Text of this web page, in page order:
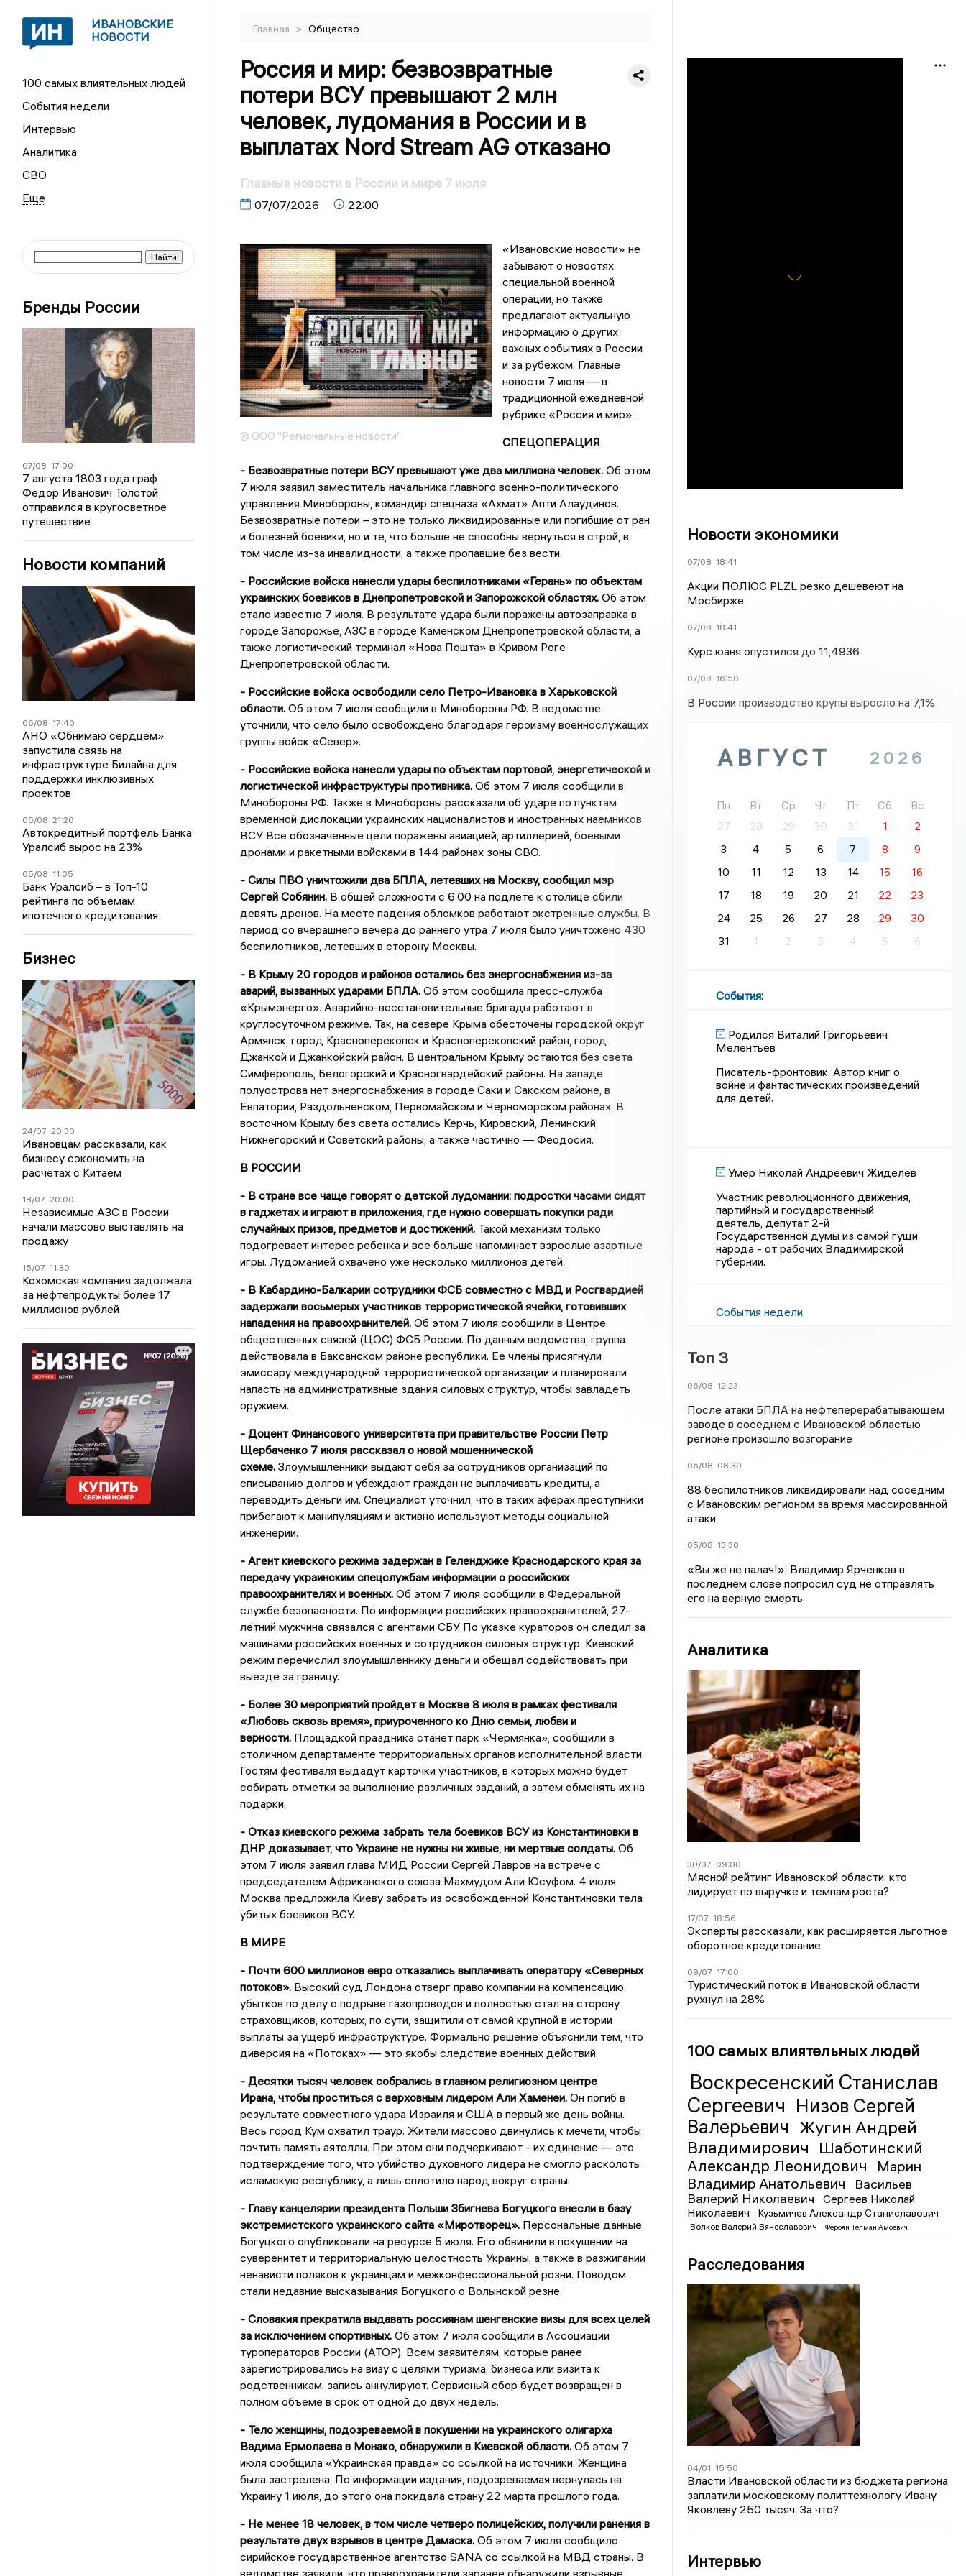
ИВАНОВСКИЕ
НОВОСТИ
100 самых влиятельных людей
События недели
Интервью
Аналитика
СВО
Бренды России
07/08 17:00
7 августа 1803 года граф
Федор Иванович Толстой
отправился в кругосветное
путешествие
Новости компаний
06/08 17:40
АНО «Обнимаю сердцем»
запустила связь на
инфраструктуре Билайна для
поддержки инклюзивных
проектов
05/08 21:26
Автокредитный портфель Банка
Уралсиб вырос на 23%
05/08 11:05
Банк Уралсиб – в Топ-10
рейтинга по объемам
ипотечного кредитования
Бизнес
24/07 20:30
Ивановцам рассказали, как
бизнесу сэкономить на
расчётах с Китаем
18/07 20:00
Независимые АЗС в России
начали массово выставлять на
продажу
15/07 11:30
Кохомская компания задолжала
за нефтепродукты более 17
миллионов рублей
Главная > Общество
Россия и мир: безвозвратные
потери ВСУ превышают 2 млн
человек, лудомания в России и в
выплатах Nord Stream AG отказано
Главные новости в России и мире 7 июля
07/07/2026 22:00
© ООО "Региональные новости"
«Ивановские новости» не
забывают о новостях
специальной военной
операции, но также
предлагают актуальную
информацию о других
важных событиях в России
и за рубежом. Главные
новости 7 июля — в
традиционной ежедневной
рубрике «Россия и мир».
СПЕЦОПЕРАЦИЯ
- Безвозвратные потери ВСУ превышают уже два миллиона человек.Об этом
7 июля заявил заместитель начальника главного военно-политического
управления Минобороны, командир спецназа «Ахмат» Апти Алаудинов.
Безвозвратные потери – это не только ликвидированные или погибшие от ран
и болезней боевики, но и те, что больше не способны вернуться в строй, в
том числе из-за инвалидности, а также пропавшие без вести.
- Российские войска нанесли удары беспилотниками «Герань» по объектам
украинских боевиков в Днепропетровской и Запорожской областях.Об этом
стало известно 7 июля. В результате удара были поражены автозаправка в
городе Запорожье, АЗС в городе Каменском Днепропетровской области, а
также логистический терминал «Нова Пошта» в Кривом Роге
Днепропетровской области.
- Российские войска освободили село Петро-Ивановка в Харьковской
области.Об этом 7 июля сообщили в Минобороны РФ. В ведомстве
уточнили, что село было освобождено благодаря героизму военнослужащих
группы войск «Север».
- Российские войска нанесли удары по объектам портовой, энергетической и
логистической инфраструктуры противника.Об этом 7 июля сообщили в
Минобороны РФ. Также в Минобороны рассказали об ударе по пунктам
временной дислокации украинских националистов и иностранных наемников
ВСУ. Все обозначенные цели поражены авиацией, артиллерией, боевыми
дронами и ракетными войсками в 144 районах зоны СВО.
- Силы ПВО уничтожили два БПЛА, летевших на Москву, сообщил мэр
Сергей Собянин.В общей сложности с 6:00 на подлете к столице сбили
девять дронов. На месте падения обломков работают экстренные службы. В
период со вчерашнего вечера до раннего утра 7 июля было уничтожено 430
беспилотников, летевших в сторону Москвы.
- В Крыму 20 городов и районов остались без энергоснабжения из-за
аварий, вызванных ударами БПЛА.Об этом сообщила пресс-служба
«Крымэнерго». Аварийно-восстановительные бригады работают в
круглосуточном режиме. Так, на севере Крыма обесточены городской округ
Армянск, город Красноперекопск и Красноперекопский район, город
Джанкой и Джанкойский район. В центральном Крыму остаются без света
Симферополь, Белогорский и Красногвардейский районы. На западе
полуострова нет энергоснабжения в городе Саки и Сакском районе, в
Евпатории, Раздольненском, Первомайском и Черноморском районах. В
восточном Крыму без света остались Керчь, Кировский, Ленинский,
Нижнегорский и Советский районы, а также частично — Феодосия.
В РОССИИ
- В стране все чаще говорят о детской лудомании: подростки часами сидят
в гаджетах и играют в приложения, где нужно совершать покупки ради
случайных призов, предметов и достижений.Такой механизм только
подогревает интерес ребенка и все больше напоминает взрослые азартные
игры. Лудоманией охвачено уже несколько миллионов детей.
- В Кабардино-Балкарии сотрудники ФСБ совместно с МВД и Росгвардией
задержали восьмерых участников террористической ячейки, готовивших
нападения на правоохранителей.Об этом 7 июля сообщили в Центре
общественных связей (ЦОС) ФСБ России. По данным ведомства, группа
действовала в Баксанском районе республики. Ее члены присягнули
эмиссару международной террористической организации и планировали
напасть на административные здания силовых структур, чтобы завладеть
оружием.
- Доцент Финансового университета при правительстве России Петр
Щербаченко 7 июля рассказал о новой мошеннической
схеме.Злоумышленники выдают себя за сотрудников организаций по
списыванию долгов и убеждают граждан не выплачивать кредиты, а
переводить деньги им. Специалист уточнил, что в таких аферах преступники
прибегают к манипуляциям и активно используют методы социальной
инженерии.
- Агент киевского режима задержан в Геленджике Краснодарского края за
передачу украинским спецслужбам информации о российских
правоохранителях и военных.Об этом 7 июля сообщили в Федеральной
службе безопасности. По информации российских правоохранителей, 27-
летний мужчина связался с агентами СБУ. По указке кураторов он следил за
машинами российских военных и сотрудников силовых структур. Киевский
режим перечислил злоумышленнику деньги и обещал содействовать при
выезде за границу.
- Более 30 мероприятий пройдет в Москве 8 июля в рамках фестиваля
«Любовь сквозь время», приуроченного ко Дню семьи, любви и
верности.Площадкой праздника станет парк «Чермянка», сообщили в
столичном департаменте территориальных органов исполнительной власти.
Гостям фестиваля выдадут карточки участников, в которых можно будет
собирать отметки за выполнение различных заданий, а затем обменять их на
подарки.
- Отказ киевского режима забрать тела боевиков ВСУ из Константиновки в
ДНР доказывает, что Украине не нужны ни живые, ни мертвые солдаты.Об
этом 7 июля заявил глава МИД России Сергей Лавров на встрече с
председателем Африканского союза Махмудом Али Юсуфом. 4 июля
Москва предложила Киеву забрать из освобожденной Константиновки тела
убитых боевиков ВСУ.
В МИРЕ
- Почти 600 миллионов евро отказались выплачивать оператору «Северных
потоков».Высокий суд Лондона отверг право компании на компенсацию
убытков по делу о подрыве газопроводов и полностью стал на сторону
страховщиков, которых, по сути, защитили от самой крупной в истории
выплаты за ущерб инфраструктуре. Формально решение объяснили тем, что
диверсия на «Потоках» — это якобы следствие военных действий.
- Десятки тысяч человек собрались в главном религиозном центре
Ирана, чтобы проститься с верховным лидером Али Хаменеи.Он погиб в
результате совместного удара Израиля и США в первый же день войны.
Весь город Кум охватил траур. Жители массово двинулись к мечети, чтобы
почтить память аятоллы. При этом они подчеркивают - их единение — это
подтверждение того, что убийство духовного лидера не смогло расколоть
исламскую республику, а лишь сплотило народ вокруг страны.
- Главу канцелярии президента Польши Збигнева Богуцкого внесли в базу
экстремистского украинского сайта «Миротворец».Персональные данные
Богуцкого опубликовали на ресурсе 5 июля. Его обвинили в покушении на
суверенитет и территориальную целостность Украины, а также в разжигании
ненависти поляков к украинцам и межконфессиональной розни. Поводом
стали недавние высказывания Богуцкого о Волынской резне.
- Словакия прекратила выдавать россиянам шенгенские визы для всех целей
за исключением спортивных.Об этом 7 июля сообщили в Ассоциации
туроператоров России (АТОР). Всем заявителям, которые ранее
зарегистрировались на визу с целями туризма, бизнеса или визита к
родственникам, запись аннулируют. Сервисный сбор будет возвращен в
полном объеме в срок от одной до двух недель.
- Тело женщины, подозреваемой в покушении на украинского олигарха
Вадима Ермолаева в Монако, обнаружили в Киевской области.Об этом 7
июля сообщила «Украинская правда» со ссылкой на источники. Женщина
была застрелена. По информации издания, подозреваемая вернулась на
Украину 1 июля, до этого она покидала страну 22 марта прошлого года.
- Не менее 18 человек, в том числе четверо полицейских, получили ранения в
результате двух взрывов в центре Дамаска.Об этом 7 июля сообщило
сирийское государственное агентство SANA со ссылкой на МВД страны. В
Новости экономики
07/08 18:41
Акции ПОЛЮС PLZL резко дешевеют на
Мосбирже
07/08 18:41
Курс юаня опустился до 11,4936
07/08 16:50
В России производство крупы выросло на 7,1%
АВГУСТ 2026
Пн Вт Ср Чт Пт Сб
Вс
27
28 29 30 31 1
2
3
4 5 6 7 8
9
10
11 12 13 14 15
16
17
18 19 20 21 22
23
24
25 26 27 28 29
30
31
1 2 3 4 5 6
События:
Родился Виталий Григорьевич
Мелентьев
Писатель-фронтовик. Автор книг о
войне и фантастических произведений
для детей.
Умер Николай Андреевич Жиделев
Участник революционного движения,
партийный и государственный
деятель, депутат 2-й
Государственной думы из самой гущи
народа - от рабочих Владимирской
губернии.
События недели
Топ 3
06/08 12:23
После атаки БПЛА на нефтеперерабатывающем
заводе в соседнем с Ивановской областью
регионе произошло возгорание
06/08 08:30
88 беспилотников ликвидировали над соседним
с Ивановским регионом за время массированной
атаки
05/08 13:30
«Вы же не палач!»: Владимир Ярченков в
последнем слове попросил суд не отправлять
его на верную смерть
Аналитика
30/07 09:00
Мясной рейтинг Ивановской области: кто
лидирует по выручке и темпам роста?
17/07 18:56
Эксперты рассказали, как расширяется льготное
оборотное кредитование
09/07 17:00
Туристический поток в Ивановской области
рухнул на 28%
100 самых влиятельных людей
Воскресенский Станислав
Сергеевич Низов Сергей
Валерьевич Жугин Андрей
Владимирович
Шаботинский
Александр Леонидович
Марин
Владимир Анатольевич
Васильев
Валерий Николаевич
Сергеев Николай
Николаевич
Кузьмичев Александр Станиславович
Волков Валерий Вячеславович Фероян Телман Амоевич
Расследования
04/01 15:50
Власти Ивановской области из бюджета региона
заплатили московскому политтехнологу Ивану
Яковлеву 250 тысяч. За что?
Интервью